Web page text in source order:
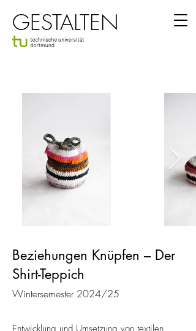
GESTALTEN
Beziehungen Knüpfen – Der
Shirt-Teppich
Wintersemester 2024/25
Entwicklung und Umsetzung von textilen